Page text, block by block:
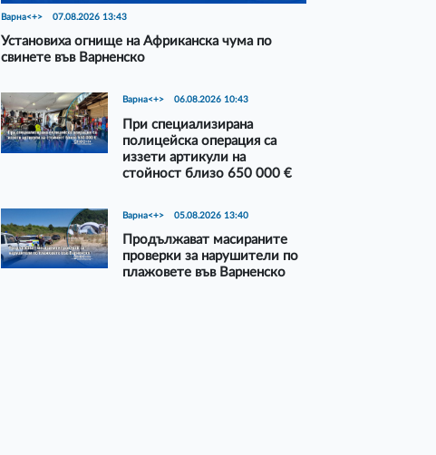
Варна<+> 07.08.2026 13:43
Установиха огнище на Африканска чума по
свинете във Варненско
Варна<+> 06.08.2026 10:43
При специализирана
полицейска операция са
иззети артикули на
стойност близо 650 000 €
Варна<+> 05.08.2026 13:40
Продължават масираните
проверки за нарушители по
плажовете във Варненско